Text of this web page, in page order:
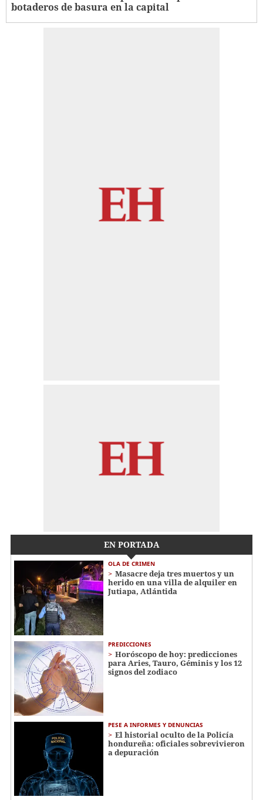
botaderos de basura en la capital
EN PORTADA
OLA DE CRIMEN
Masacre deja tres muertos y un
herido en una villa de alquiler en
Jutiapa, Atlántida
PREDICCIONES
Horóscopo de hoy: predicciones
para Aries, Tauro, Géminis y los 12
signos del zodiaco
PESE A INFORMES Y DENUNCIAS
El historial oculto de la Policía
hondureña: oficiales sobrevivieron
a depuración